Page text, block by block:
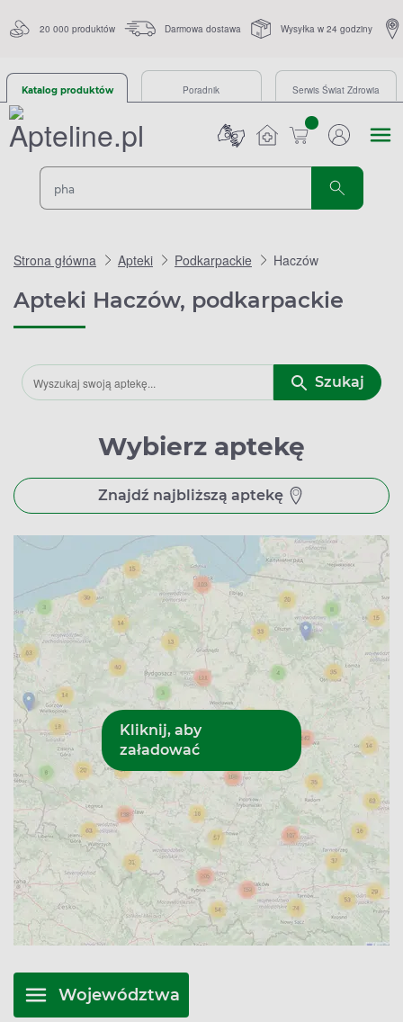
20 000 produktów Darmowa dostawa Wysyłka w 24 godziny
Katalog produktów Poradnik Serwis Świat Zdrowia
sztuk
Strona główna Apteki Podkarpackie Haczów
Apteki Haczów, podkarpackie
Szukaj
Wybierz aptekę
Znajdź najbliższą aptekę
Województwa